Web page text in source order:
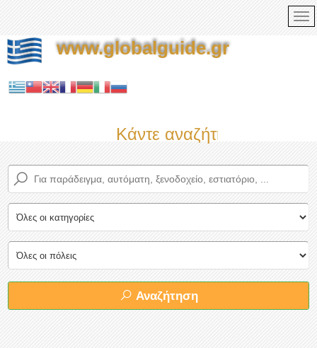
www.globalguide.gr
Κάντε αναζήτηση τώρα
Αναζήτηση